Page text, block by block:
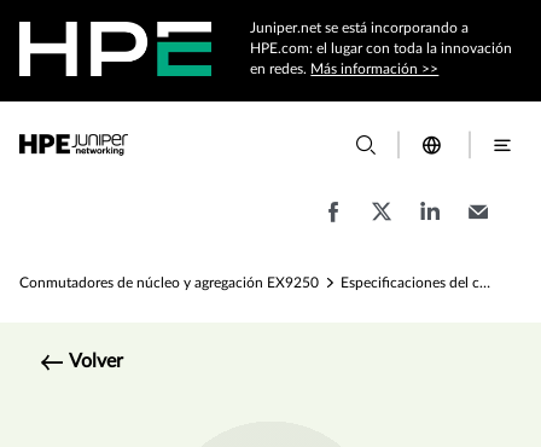
Juniper.net se está incorporando a
HPE.com: el lugar con toda la innovación
en redes. Más información >>
Conmutadores de núcleo y agregación EX9250 Especificaciones del conmutador Ethernet EX9250
Volver